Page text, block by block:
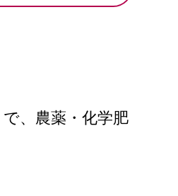
、農薬・化学肥